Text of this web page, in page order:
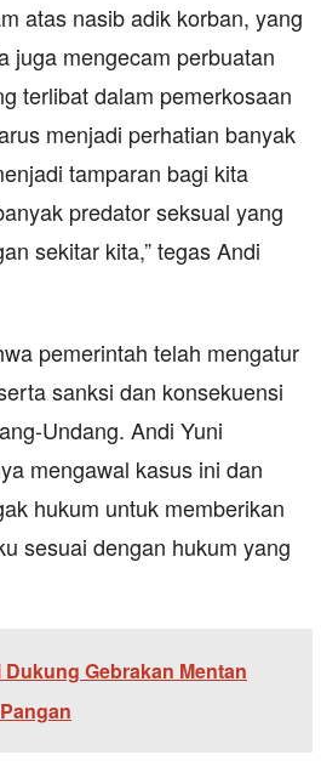
atas nasib adik korban, yang
juga mengecam perbuatan
terlibat dalam pemerkosaan
menjadi perhatian banyak
tamparan bagi kita
predator seksual yang
sekitar kita,” tegas Andi
pemerintah telah mengatur
sanksi dan konsekuensi
Undang. Andi Yuni
mengawal kasus ini dan
hukum untuk memberikan
sesuai dengan hukum yang
Gebrakan Mentan